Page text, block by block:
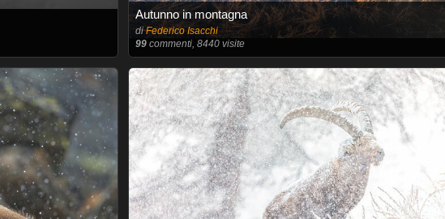
Autunno in montagna
diFederico Isacchi
99 commenti, 8440 visite